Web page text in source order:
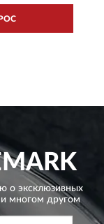
о эксклюзивных
многом другом